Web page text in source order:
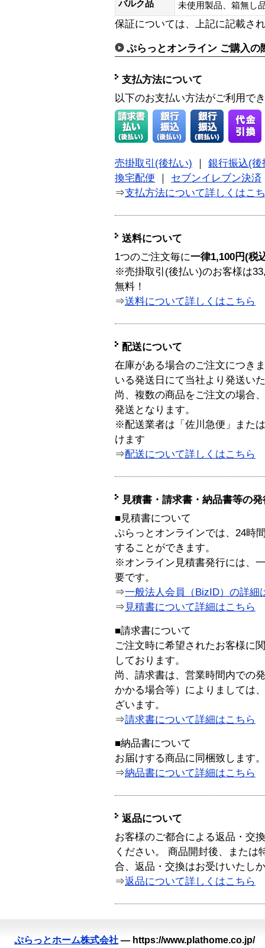
バルク品
未使用製品、箱無
保証については、上記に記載さ
ぷらっとオンライン ご購入の
支払方法について
以下のお支払い方法がご利用で
売掛取引(後払い)
銀行振込(後
換宅配便
セブンイレブン決済
⇒支払方法について詳しくはこ
送料について
1つのご注文毎に一律1,100円(税
※売掛取引(後払い)のお客様は
無料！
⇒送料について詳しくはこちら
配送について
在庫がある場合のご注文につき
いる発送日にて当社より発送い
尚、複数の商品をご注文の場合
発送となります。
※配送業者は「佐川急便」また
けます
⇒配送について詳しくはこちら
見積書・請求書・納品書等の
■見積書について
ぷらっとオンラインでは、24時
することができます。
※オンライン見積書発行には、
要です。
⇒一般法人会員（BizID）の詳細
⇒ 見積書について詳細はこちら
■請求書について
ご注文時に希望されたお客様に
しております。
尚、請求書は、営業時間内での
かかる場合等）によりましては
ざいます。
⇒請求書について詳細はこちら
■納品書について
お届けする商品に同梱致します。
⇒納品書について詳細はこちら
返品について
お客様のご都合による返品・交
ください。 商品開封後、または
合、返品・交換はお受けいたし
⇒返品について詳しくはこちら
ぷらっとホーム株式会社 — https://www.plathome.co.jp/